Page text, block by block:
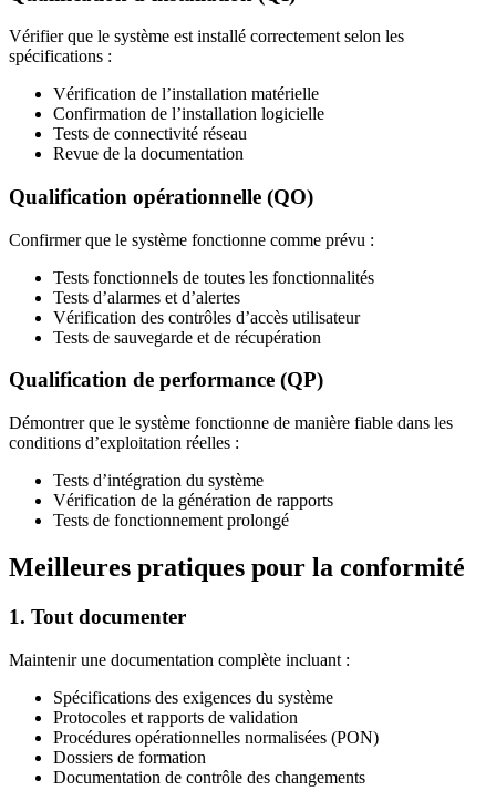
Vérifier que le système est installé correctement selon les
spécifications :
Vérification de l’installation matérielle
Confirmation de l’installation logicielle
Tests de connectivité réseau
Revue de la documentation
Qualification opérationnelle (QO)
Confirmer que le système fonctionne comme prévu :
Tests fonctionnels de toutes les fonctionnalités
Tests d’alarmes et d’alertes
Vérification des contrôles d’accès utilisateur
Tests de sauvegarde et de récupération
Qualification de performance (QP)
Démontrer que le système fonctionne de manière fiable dans les
conditions d’exploitation réelles :
Tests d’intégration du système
Vérification de la génération de rapports
Tests de fonctionnement prolongé
Meilleures pratiques pour la conformité
1. Tout documenter
Maintenir une documentation complète incluant :
Spécifications des exigences du système
Protocoles et rapports de validation
Procédures opérationnelles normalisées (PON)
Dossiers de formation
Documentation de contrôle des changements